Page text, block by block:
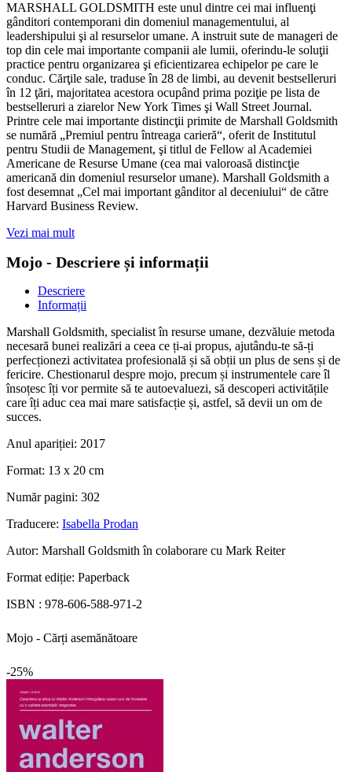
MARSHALL GOLDSMITH este unul dintre cei mai influenţi
gânditori contemporani din domeniul managementului, al
leadershipului şi al resurselor umane. A instruit sute de manageri de
top din cele mai importante companii ale lumii, oferindu-le soluţii
practice pentru organizarea şi eficientizarea echipelor pe care le
conduc. Cărţile sale, traduse în 28 de limbi, au devenit bestselleruri
în 12 ţări, majoritatea acestora ocupând prima poziţie pe lista de
bestselleruri a ziarelor New York Times şi Wall Street Journal.
Printre cele mai importante distincţii primite de Marshall Goldsmith
se numără „Premiul pentru întreaga carieră“, oferit de Institutul
pentru Studii de Management, şi titlul de Fellow al Academiei
Americane de Resurse Umane (cea mai valoroasă distincţie
americană din domeniul resurselor umane). Marshall Goldsmith a
fost desemnat „Cel mai important gânditor al deceniului“ de către
Harvard Business Review.
Vezi mai mult
Mojo - Descriere și informații
Descriere
Informații
Marshall Goldsmith, specialist în resurse umane, dezvăluie metoda
necesară bunei realizări a ceea ce ți-ai propus, ajutându-te să-ți
perfecționezi activitatea profesională și să obții un plus de sens și de
fericire. Chestionarul despre mojo, precum și instrumentele care îl
însoțesc îți vor permite să te autoevaluezi, să descoperi activitățile
care îți aduc cea mai mare satisfacție și, astfel, să devii un om de
succes.
Anul apariției: 2017
Format: 13 x 20 cm
Număr pagini: 302
Traducere: Isabella Prodan
Autor: Marshall Goldsmith în colaborare cu Mark Reiter
Format ediție: Paperback
ISBN : 978-606-588-971-2
Mojo - Cărți asemănătoare
-25%